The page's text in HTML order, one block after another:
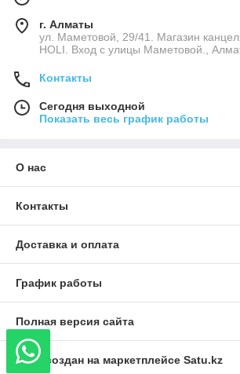
г. Алматы
ул. Маметовой, 29/41. Магазин
HOLI. Вход с улицы Маметовой.,
Контакты
Сегодня выходной
Показать весь график работы
О нас
Контакты
Доставка и оплата
График работы
Полная версия сайта
Сайт создан на маркетплейсе Satu.kz